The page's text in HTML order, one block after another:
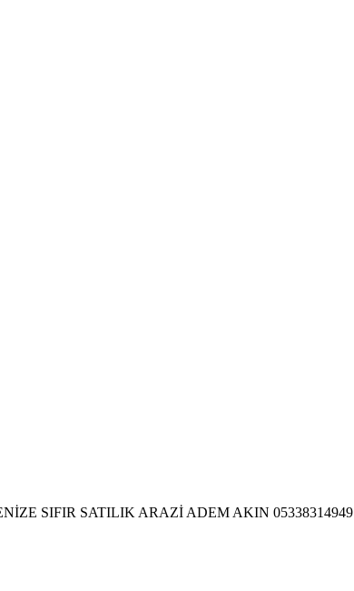
SIFIR SATILIK ARAZİ ADEM AKIN 05338314949